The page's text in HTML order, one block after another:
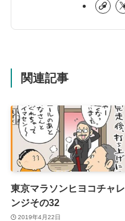
関連記事
東京マラソンヒヨコチャレ
ンジその32
2019年4月22日